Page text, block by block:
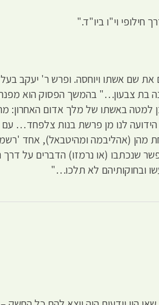
וי"ו ביו"ד."
שם אשתו ויוחסה. ופרש ר' יעקב
בת צבעון…" בהמשך הפסוק הוא
למטה באשתו של מלך אדום
לנו מן פרשת בנות צלפחד… עם
מהן (אהליבמה ומהיטבאל), אחד
שנכתבו (או נרמזו) הדברים על
ובחוקותיהם לא תלכו…"